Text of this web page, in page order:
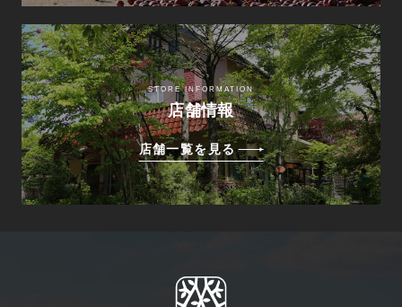
STORE INFORMATION
店舗情報
店舗一覧を見る